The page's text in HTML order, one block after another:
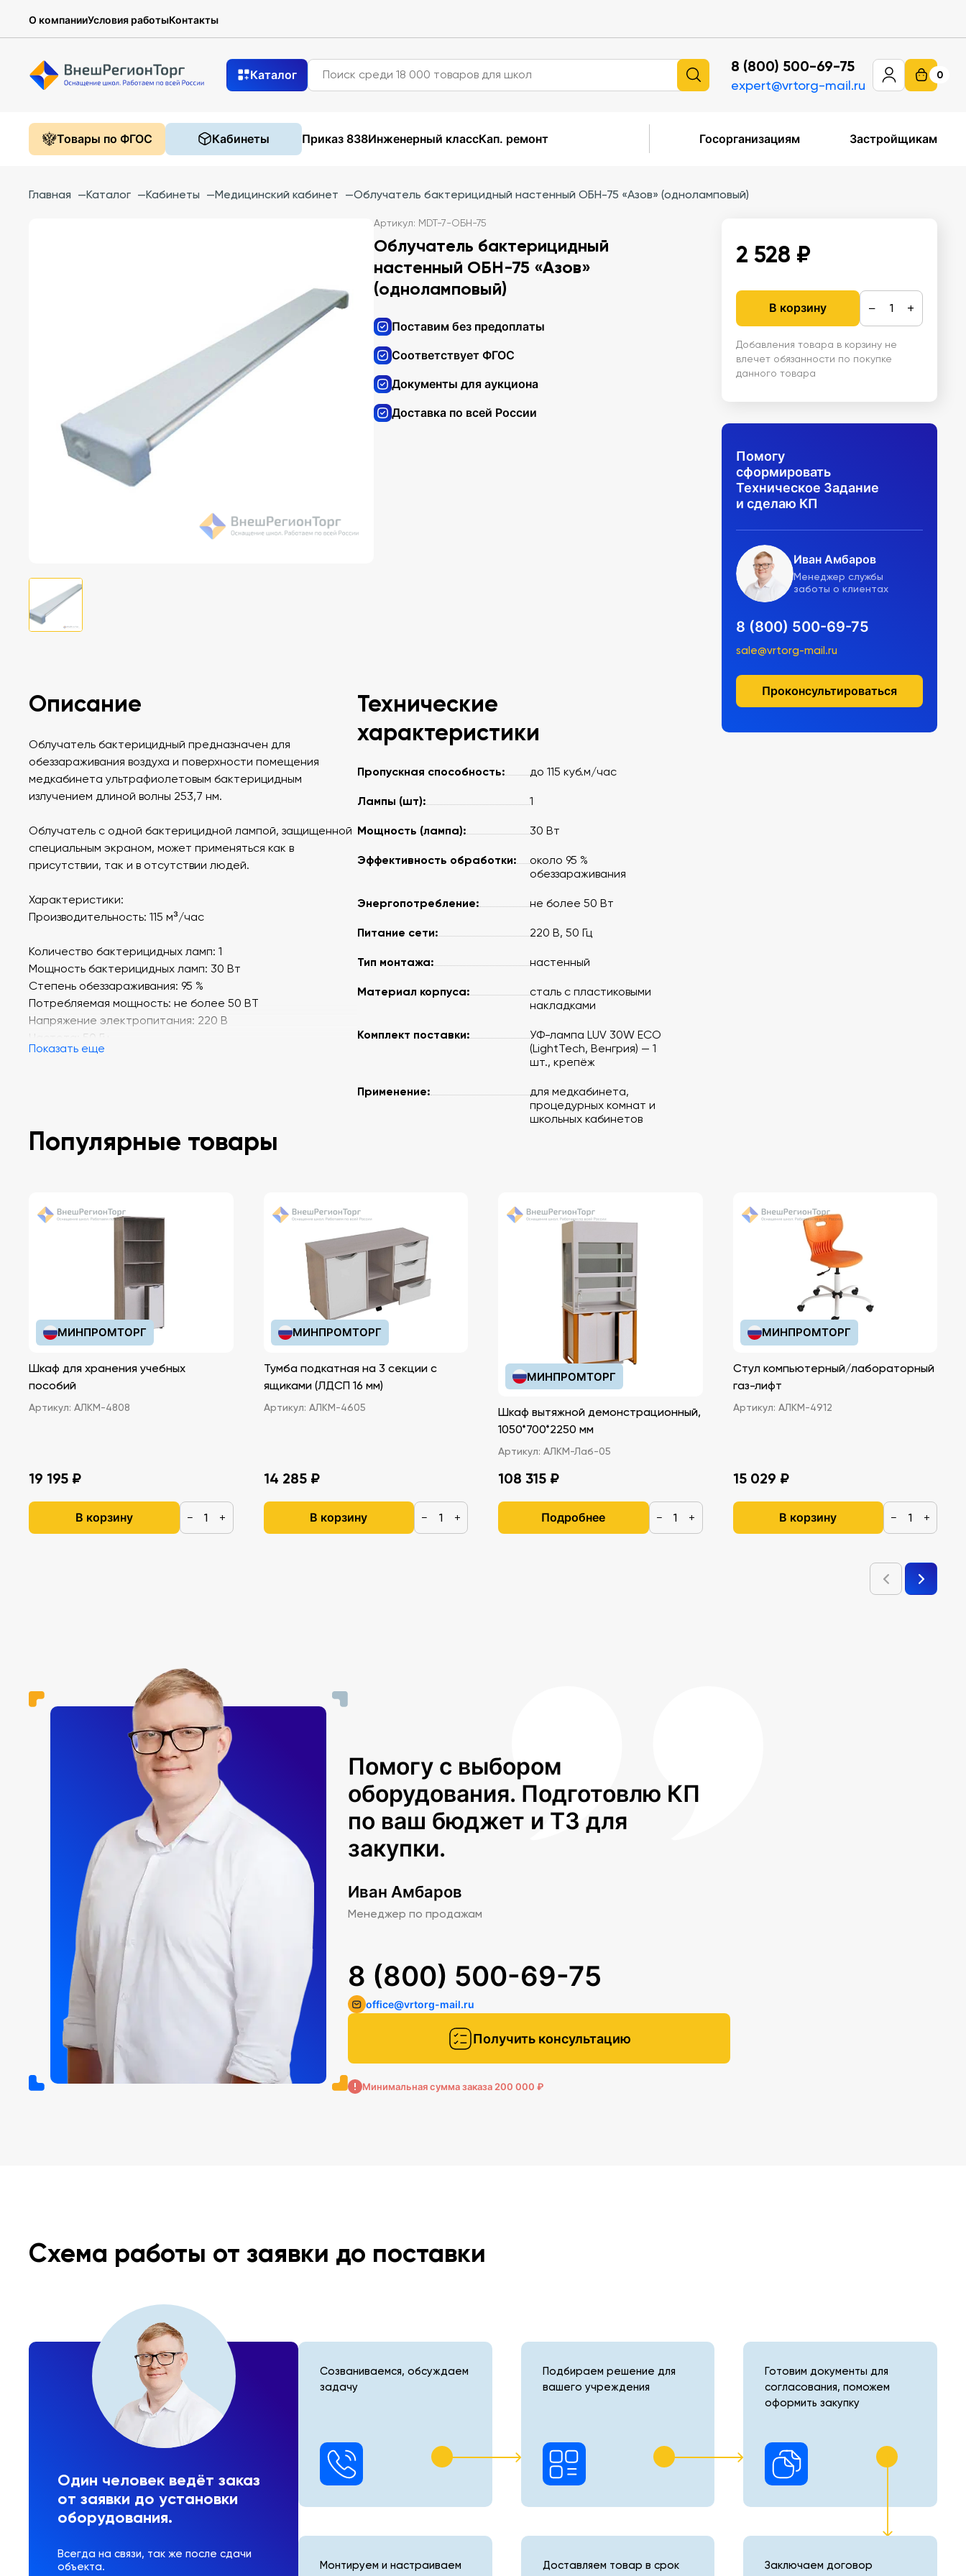
О компанииУсловия работыКонтакты
Каталог 8 (800) 500-69-75
expert@vrtorg-mail.ru
0
Товары по ФГОС Кабинеты Приказ 838Инженерный классКап. ремонт Госорганизациям Застройщикам
Главная —Каталог —Кабинеты —Медицинский кабинет —Облучатель бактерицидный настенный ОБН-75 «Азов» (одноламповый)
Артикул: MDT-7-ОБН-75
Облучатель бактерицидный
настенный ОБН-75 «Азов»
(одноламповый)
Поставим без предоплаты
Соответствует ФГОС
Документы для аукциона
Доставка по всей России
2 528 ₽
В корзину − +
Добавления товара в корзину не
влечет обязанности по покупке
данного товара
Помогу
сформировать
Техническое Задание
и сделаю КП
Иван Амбаров
Менеджер службы
заботы о клиентах
8 (800) 500-69-75
sale@vrtorg-mail.ru
Проконсультироваться
Описание
Облучатель бактерицидный предназначен для
обеззараживания воздуха и поверхности помещения
медкабинета ультрафиолетовым бактерицидным
излучением длиной волны 253,7 нм.
Облучатель с одной бактерицидной лампой, защищенной
специальным экраном, может применяться как в
присутствии, так и в отсутствии людей.
Характеристики:
Производительность: 115 м³/час
Количество бактерицидных ламп: 1
Мощность бактерицидных ламп: 30 Вт
Степень обеззараживания: 95 %
Потребляемая мощность: не более 50 ВТ
Напряжение электропитания: 220 В
Частота: 50 Гц
Показать еще
Технические
характеристики
Пропускная способность: до 115 куб.м/час
Лампы (шт): 1
Мощность (лампа): 30 Вт
Эффективность обработки:
около 95 %
обеззараживания
Энергопотребление: не более 50 Вт
Питание сети: 220 В, 50 Гц
Тип монтажа: настенный
Материал корпуса:
сталь с пластиковыми
накладками
Комплект поставки:
УФ-лампа LUV 30W ECO
(LightTech, Венгрия) — 1
шт., крепёж
Применение:
для медкабинета,
процедурных комнат и
школьных кабинетов
Популярные товары
МИНПРОМТОРГ
Шкаф для хранения учебных
пособий
Артикул: АЛКМ-4808
19 195 ₽
В корзину − +
МИНПРОМТОРГ
Тумба подкатная на 3 секции с
ящиками (ЛДСП 16 мм)
Артикул: АЛКМ-4605
14 285 ₽
В корзину − +
МИНПРОМТОРГ
Шкаф вытяжной демонстрационный,
1050*700*2250 мм
Артикул: АЛКМ-Лаб-05
108 315 ₽
Подробнее − +
МИНПРОМТОРГ
Стул компьютерный/лабораторный
газ-лифт
Артикул: АЛКМ-4912
15 029 ₽
В корзину − +
Помогу с выбором
оборудования. Подготовлю КП
по ваш бюджет и ТЗ для
закупки.
Иван Амбаров
Менеджер по продажам
Получить консультацию
8 (800) 500-69-75
office@vrtorg-mail.ru
Минимальная сумма заказа 200 000 ₽
Схема работы от заявки до поставки
Один человек ведёт заказ
от заявки до установки
оборудования.
Всегда на связи, так же после сдачи
объекта.
Созваниваемся, обсуждаем
задачу
Подбираем решение для
вашего учреждения
Готовим документы для
согласования, поможем
оформить закупку
Монтируем и настраиваем
Доставляем товар в срок Заключаем договор